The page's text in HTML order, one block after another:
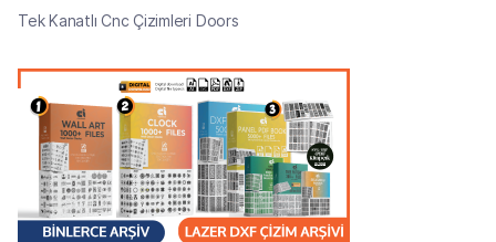
Tek Kanatlı Cnc Çizimleri Doors